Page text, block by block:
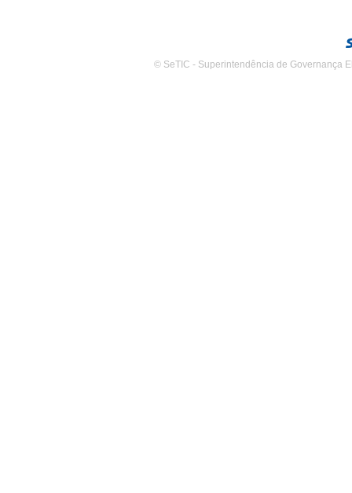
© SeTIC - Superintendência de Governança